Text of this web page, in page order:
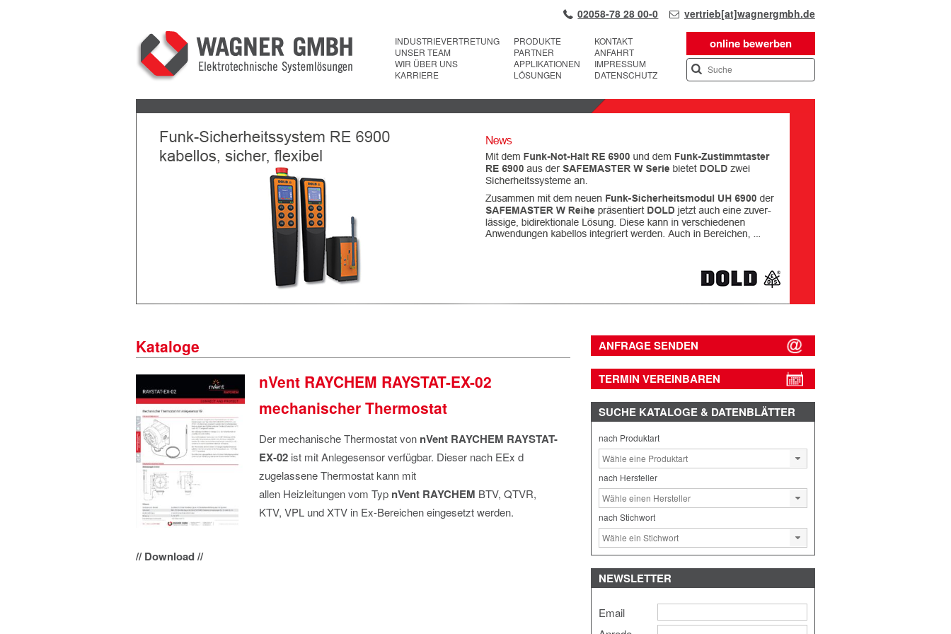
02058-78 28 00-0 vertrieb[at]wagnergmbh.de
online bewerben
INDUSTRIEVERTRETUNG
UNSER TEAM
WIR ÜBER UNS
KARRIERE
PRODUKTE
PARTNER
APPLIKATIONEN
LÖSUNGEN
KONTAKT
ANFAHRT
IMPRESSUM
DATENSCHUTZ
Next
Kataloge
nVent RAYCHEM RAYSTAT-EX-02
mechanischer Thermostat
Der mechanische Thermostat vonnVent RAYCHEM RAYSTAT-
EX-02 ist mit Anlegesensor verfügbar. Dieser nach EEx d
zugelassene Thermostat kann mit
allen Heizleitungen vom Typ nVent RAYCHEM BTV, QTVR,
KTV, VPL und XTV in Ex-Bereichen eingesetzt werden.
// Download //
ANFRAGE SENDEN
TERMIN VEREINBAREN
SUCHE KATALOGE & DATENBLÄTTER
nach Produktart
nach Hersteller
nach Stichwort
NEWSLETTER
Email